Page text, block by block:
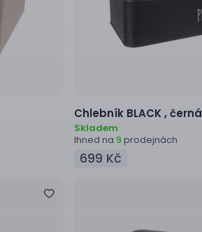
Chlebník BLACK , černá
Skladem
Ihned na 9 prodejnách
699 Kč